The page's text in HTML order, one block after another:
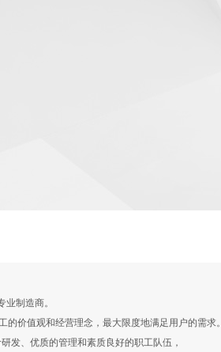
制造商。
价值观和经营理念，最大限度地满足用户的需求。
、优质的管理和素质良好的职工队伍，